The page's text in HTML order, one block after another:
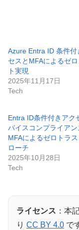
Azure Entra ID 条件付
セスとMFAによるゼ
ト実現
2025年11月17日
Tech
Entra ID条件付きアク
バイスコンプライアン
MFAによるゼロトラ
ローチ
2025年10月28日
Tech
ライセンス ：本
り CC BY 4.0 で